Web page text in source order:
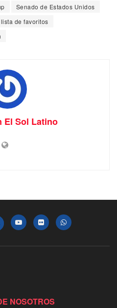
Senado de Estados Unidos
de favoritos
El Sol Latino
NOSOTROS